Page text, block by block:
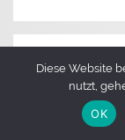
Diese Website
nutzt,
OK